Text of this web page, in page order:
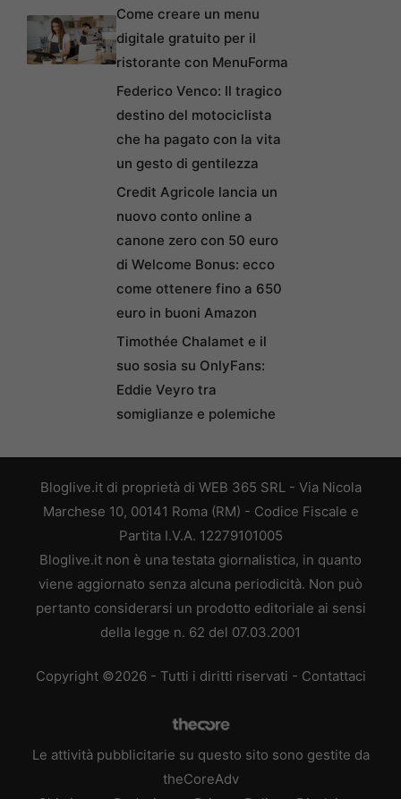
Come creare un menu
digitale gratuito per il
ristorante con MenuForma
Federico Venco: Il tragico
destino del motociclista
che ha pagato con la vita
un gesto di gentilezza
Credit Agricole lancia un
nuovo conto online a
canone zero con 50 euro
di Welcome Bonus: ecco
come ottenere fino a 650
euro in buoni Amazon
Timothée Chalamet e il
suo sosia su OnlyFans:
Eddie Veyro tra
somiglianze e polemiche
Bloglive.it di proprietà di WEB 365 SRL - Via Nicola
Marchese 10, 00141 Roma (RM) - Codice Fiscale e
Partita I.V.A. 12279101005
Bloglive.it non è una testata giornalistica, in quanto
viene aggiornato senza alcuna periodicità. Non può
pertanto considerarsi un prodotto editoriale ai sensi
della legge n. 62 del 07.03.2001
Copyright ©2026 - Tutti i diritti riservati - Contattaci
Le attività pubblicitarie su questo sito sono gestite da
theCoreAdv